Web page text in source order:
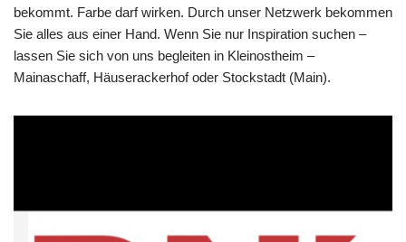
bekommt. Farbe darf wirken. Durch unser Netzwerk bekommen
Sie alles aus einer Hand. Wenn Sie nur Inspiration suchen –
lassen Sie sich von uns begleiten in Kleinostheim –
Mainaschaff, Häuserackerhof oder Stockstadt (Main).